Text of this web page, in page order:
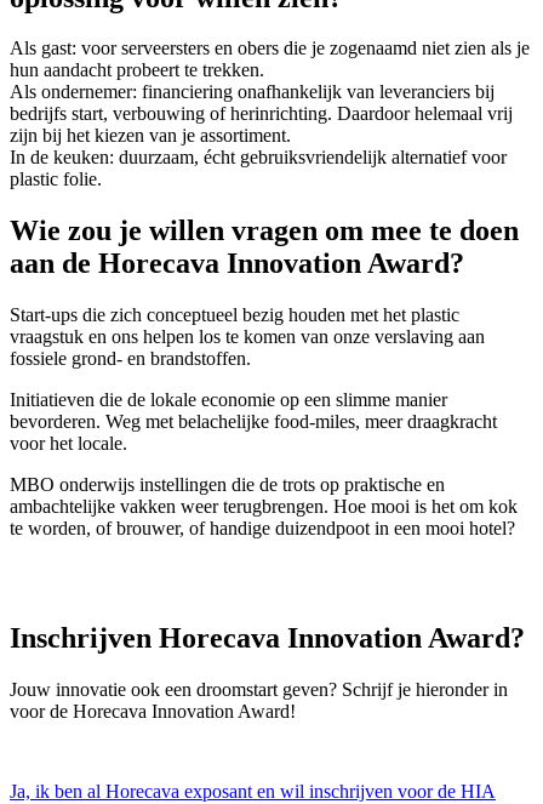
Als gast: voor serveersters en obers die je zogenaamd niet zien als je
hun aandacht probeert te trekken.
Als ondernemer: financiering onafhankelijk van leveranciers bij
bedrijfs start, verbouwing of herinrichting. Daardoor helemaal vrij
zijn bij het kiezen van je assortiment.
In de keuken: duurzaam, écht gebruiksvriendelijk alternatief voor
plastic folie.
Wie zou je willen vragen om mee te doen
aan de Horecava Innovation Award?
Start-ups die zich conceptueel bezig houden met het plastic
vraagstuk en ons helpen los te komen van onze verslaving aan
fossiele grond- en brandstoffen.
Initiatieven die de lokale economie op een slimme manier
bevorderen. Weg met belachelijke food-miles, meer draagkracht
voor het locale.
MBO onderwijs instellingen die de trots op praktische en
ambachtelijke vakken weer terugbrengen. Hoe mooi is het om kok
te worden, of brouwer, of handige duizendpoot in een mooi hotel?
Inschrijven Horecava Innovation Award?
Jouw innovatie ook een droomstart geven? Schrijf je hieronder in
voor de Horecava Innovation Award!
Ja, ik ben al Horecava exposant en wil inschrijven voor de HIA